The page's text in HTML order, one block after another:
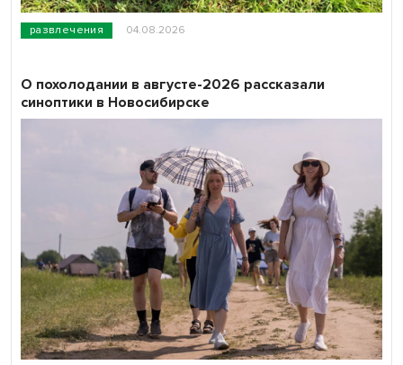
развлечения 04.08.2026
О похолодании в августе-2026 рассказали
синоптики в Новосибирске